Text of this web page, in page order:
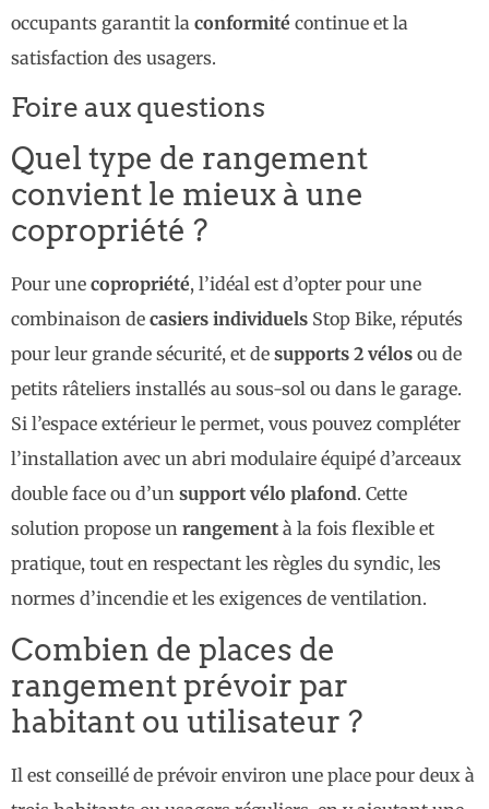
occupants garantit la conformité continue et la
satisfaction des usagers.
Foire aux questions
Quel type de rangement
convient le mieux à une
copropriété ?
Pour une copropriété, l’idéal est d’opter pour une
combinaison de casiers individuels Stop Bike, réputés
pour leur grande sécurité, et de supports 2 vélos ou de
petits râteliers installés au sous-sol ou dans le garage.
Si l’espace extérieur le permet, vous pouvez compléter
l’installation avec un abri modulaire équipé d’arceaux
double face ou d’un support vélo plafond. Cette
solution propose un rangement à la fois flexible et
pratique, tout en respectant les règles du syndic, les
normes d’incendie et les exigences de ventilation.
Combien de places de
rangement prévoir par
habitant ou utilisateur ?
Il est conseillé de prévoir environ une place pour deux à